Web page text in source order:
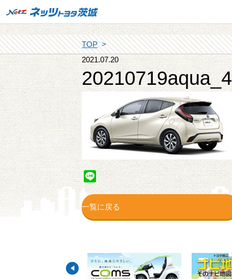
TOP
2021.07.20
20210719aqua_4
Line
一覧に戻る